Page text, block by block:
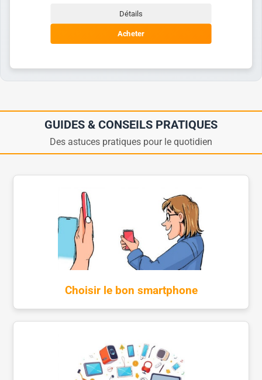
Détails
Acheter
GUIDES & CONSEILS PRATIQUES
Des astuces pratiques pour le quotidien
Choisir le bon smartphone